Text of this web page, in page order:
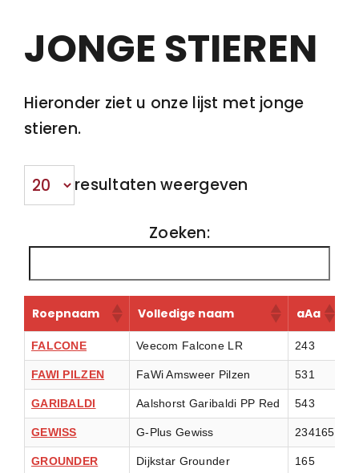
JONGE STIEREN
Hieronder ziet u onze lijst met jonge
stieren.
resultaten weergeven
Zoeken:
Roepnaam Volledige naam aAa
FALCONE Veecom Falcone LR 243
FAWI PILZEN FaWi Amsweer Pilzen 531
GARIBALDI Aalshorst Garibaldi PP Red 543
GEWISS G-Plus Gewiss 234165
GROUNDER Dijkstar Grounder 165